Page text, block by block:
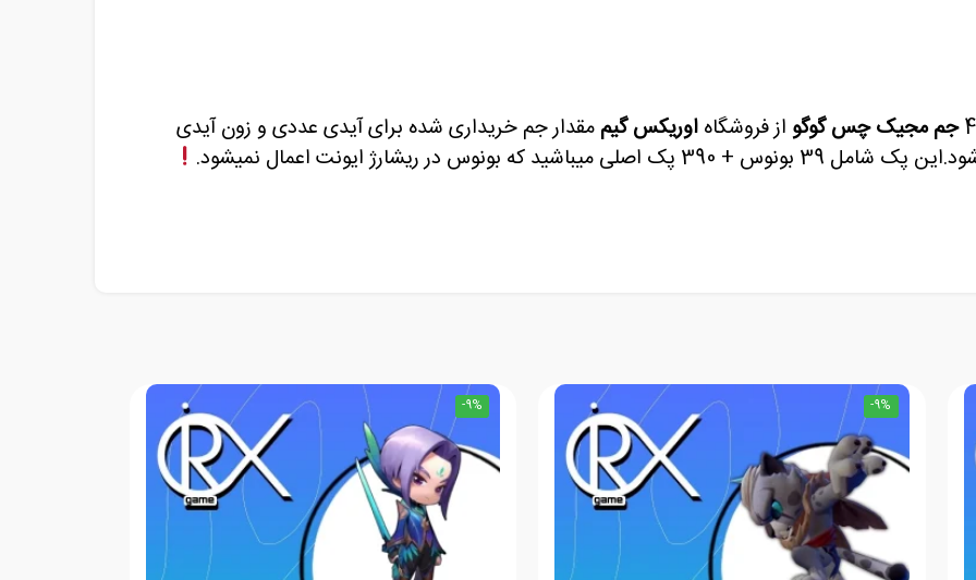
جم مجیک چس گوگواز فروشگاه اوریکس گیم مقدار جم خریداری شده برای آیدی عددی و زون آیدی
میباشید که بونوس در ریشارژ ایونت اعمال نمیشود.
-9%
-9%